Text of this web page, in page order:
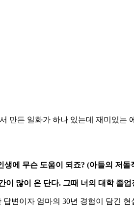
만든 일화가 하나 있는데 재미있는
에 무슨 도움이 되죠? (아들의 저돌
많이 온 단다. 그때 너의 대학 졸
변이자 엄마의 30년 경험이 담긴